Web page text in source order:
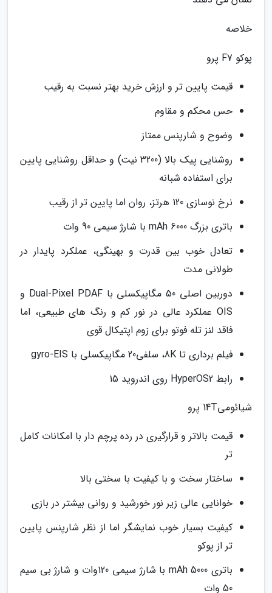
خلاصه
پوکو F7 پرو
قیمت پایین تر و ارزش خرید بهتر نسبت به رقیب
حس محکم و مقاوم
وضوح و شارپنس ممتاز
روشنایی پیک بالا (3200 نیت) و حداقل روشنایی پایین
برای استفاده شبانه
نرخ نوسازی 120 هرتز، روان اما پایین تر از رقیب
باتری بزرگ 6000 mAh با شارژ سیمی 90 وات
تعادل خوب بین قدرت و بهینگی، عملکرد پایدار در
طولانی مدت
دوربین اصلی 50 مگاپیکسلی با Dual-Pixel PDAF و
OIS عملکرد عالی در نور کم و رنگ های طبیعی، اما
فاقد لنز تله فوتو برای زوم اپتیکال قوی
فیلم برداری تا 8K، سلفی20 مگاپیکسلی با gyro-EIS
رابط HyperOS2 روی اندروید 15
شیائومی14T پرو
قیمت بالاتر و قرارگیری در رده پرچم دار با امکانات کامل
تر
ساختار سخت و با کیفیت با سختی بالا
خوانایی عالی زیر نور خورشید و روانی بیشتر در بازی
کیفیت بسیار خوب نمایشگر اما از نظر شارپنس پایین
تر از پوکو
باتری 5000 mAh با شارژ سیمی 120وات و شارژ بی سیم
50 وات